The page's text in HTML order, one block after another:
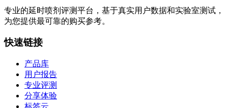
专业的延时喷剂评测平台，基于真实用户数据和实验室测试，
为您提供最可靠的购买参考。
快速链接
产品库
用户报告
专业评测
分享体验
标签云